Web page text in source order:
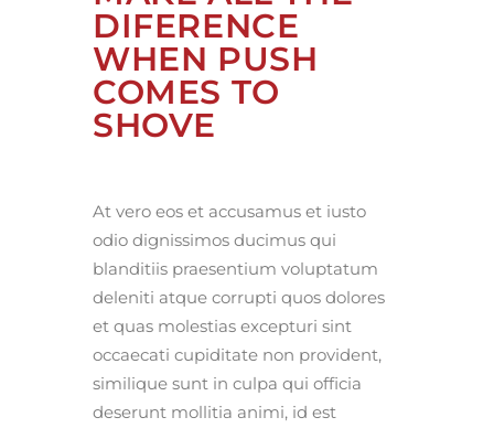
DIFERENCE
WHEN PUSH
COMES TO
SHOVE
At vero eos et accusamus et iusto
odio dignissimos ducimus qui
blanditiis praesentium voluptatum
deleniti atque corrupti quos dolores
et quas molestias excepturi sint
occaecati cupiditate non provident,
similique sunt in culpa qui officia
deserunt mollitia animi, id est